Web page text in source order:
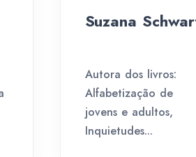
Suzana
Autora dos livros:
Alfabetização de
jovens e adultos,
Inquietudes...